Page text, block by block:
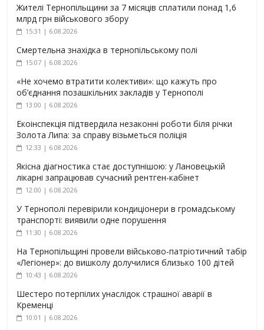
Жителі Тернопільщини за 7 місяців сплатили понад 1,6
млрд грн військового збору
15:31 | 6.08.2026
Смертельна знахідка в тернопільському полі
15:07 | 6.08.2026
«Не хочемо втратити колективи»: що кажуть про
об’єднання позашкільних закладів у Тернополі
13:00 | 6.08.2026
Екоінспекція підтвердила незаконні роботи біля річки
Золота Липа: за справу візьметься поліція
12:33 | 6.08.2026
Якісна діагностика стає доступнішою: у Лановецькій
лікарні запрацював сучасний рентген-кабінет
12:00 | 6.08.2026
У Тернополі перевірили кондиціонери в громадському
транспорті: виявили одне порушення
11:30 | 6.08.2026
На Тернопільщині провели військово-патріотичний табір
«Легіонер»: до вишколу долучилися близько 100 дітей
10:43 | 6.08.2026
Шестеро потерпілих унаслідок страшної аварії в
Кременці
10:01 | 6.08.2026